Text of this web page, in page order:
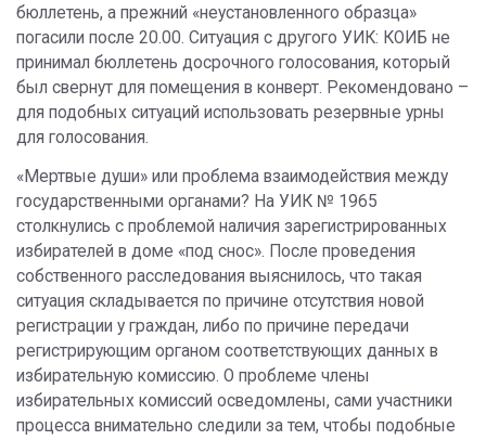
бюллетень, а прежний «неустановленного образца»
погасили после 20.00. Ситуация с другого УИК: КОИБ не
принимал бюллетень досрочного голосования, который
был свернут для помещения в конверт. Рекомендовано –
для подобных ситуаций использовать резервные урны
для голосования.
«Мертвые души» или проблема взаимодействия между
государственными органами? На УИК № 1965
столкнулись с проблемой наличия зарегистрированных
избирателей в доме «под снос». После проведения
собственного расследования выяснилось, что такая
ситуация складывается по причине отсутствия новой
регистрации у граждан, либо по причине передачи
регистрирующим органом соответствующих данных в
избирательную комиссию. О проблеме члены
избирательных комиссий осведомлены, сами участники
процесса внимательно следили за тем, чтобы подобные